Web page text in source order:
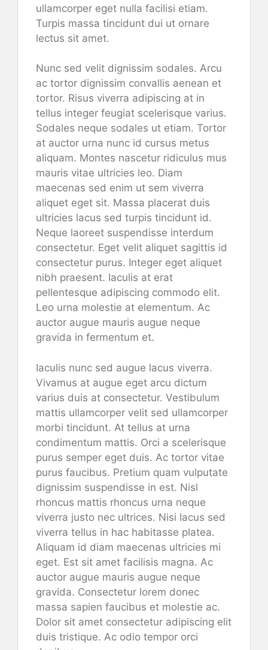
ullamcorper eget nulla facilisi etiam.
Turpis massa tincidunt dui ut ornare
lectus sit amet.
Nunc sed velit dignissim sodales. Arcu
ac tortor dignissim convallis aenean et
tortor. Risus viverra adipiscing at in
tellus integer feugiat scelerisque varius.
Sodales neque sodales ut etiam. Tortor
at auctor urna nunc id cursus metus
aliquam. Montes nascetur ridiculus mus
mauris vitae ultricies leo. Diam
maecenas sed enim ut sem viverra
aliquet eget sit. Massa placerat duis
ultricies lacus sed turpis tincidunt id.
Neque laoreet suspendisse interdum
consectetur. Eget velit aliquet sagittis id
consectetur purus. Integer eget aliquet
nibh praesent. Iaculis at erat
pellentesque adipiscing commodo elit.
Leo urna molestie at elementum. Ac
auctor augue mauris augue neque
gravida in fermentum et.
Iaculis nunc sed augue lacus viverra.
Vivamus at augue eget arcu dictum
varius duis at consectetur. Vestibulum
mattis ullamcorper velit sed ullamcorper
morbi tincidunt. At tellus at urna
condimentum mattis. Orci a scelerisque
purus semper eget duis. Ac tortor vitae
purus faucibus. Pretium quam vulputate
dignissim suspendisse in est. Nisl
rhoncus mattis rhoncus urna neque
viverra justo nec ultrices. Nisi lacus sed
viverra tellus in hac habitasse platea.
Aliquam id diam maecenas ultricies mi
eget. Est sit amet facilisis magna. Ac
auctor augue mauris augue neque
gravida. Consectetur lorem donec
massa sapien faucibus et molestie ac.
Dolor sit amet consectetur adipiscing elit
duis tristique. Ac odio tempor orci